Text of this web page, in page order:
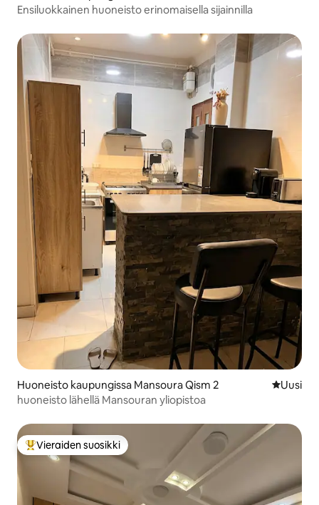
Ensiluokkainen huoneisto erinomaisella sijainnilla
Huoneisto kaupungissa Mansoura Qism 2 Uusi
Uusi
huoneisto lähellä Mansouran yliopistoa
Vieraiden suosikkien parhaimmistoa
Vieraiden suosikki